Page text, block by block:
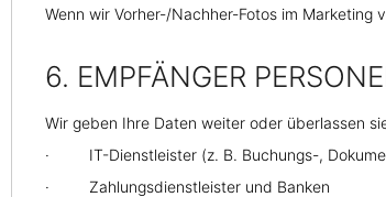
Wenn wir Vorher-/Nachher-Fotos im Marketing
6. EMPFÄNGER
Wir geben Ihre Daten weiter oder überlassen
· IT-Dienstleister (z. B. Buchungs-,
· Zahlungsdienstleister und Banken